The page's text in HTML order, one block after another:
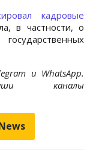
кадровые
в частности, о
и WhatsApp.
каналы